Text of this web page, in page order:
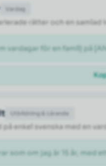
Vardag
rätter och en samlad
vardagar för en familj på
Utbildning & Lärande
på enkel svenska med en
som om jag är 15 år, med